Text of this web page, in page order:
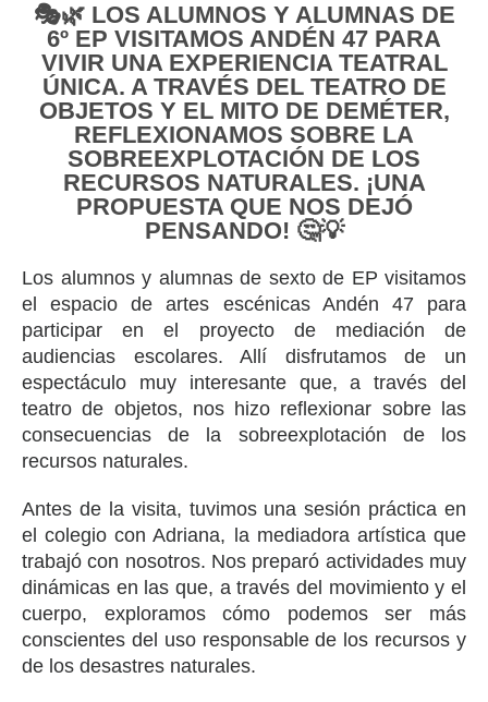
🎭🌿 LOS ALUMNOS Y ALUMNAS DE
6º EP VISITAMOS ANDÉN 47 PARA
VIVIR UNA EXPERIENCIA TEATRAL
ÚNICA. A TRAVÉS DEL TEATRO DE
OBJETOS Y EL MITO DE DEMÉTER,
REFLEXIONAMOS SOBRE LA
SOBREEXPLOTACIÓN DE LOS
RECURSOS NATURALES. ¡UNA
PROPUESTA QUE NOS DEJÓ
PENSANDO! 🤔💡
Los alumnos y alumnas de sexto de EP visitamos
el espacio de artes escénicas Andén 47 para
participar en el proyecto de mediación de
audiencias escolares. Allí disfrutamos de un
espectáculo muy interesante que, a través del
teatro de objetos, nos hizo reflexionar sobre las
consecuencias de la sobreexplotación de los
recursos naturales.
Antes de la visita, tuvimos una sesión práctica en
el colegio con Adriana, la mediadora artística que
trabajó con nosotros. Nos preparó actividades muy
dinámicas en las que, a través del movimiento y el
cuerpo, exploramos cómo podemos ser más
conscientes del uso responsable de los recursos y
de los desastres naturales.